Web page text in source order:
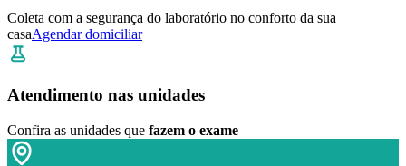
Coleta com a segurança do laboratório no conforto da sua
casaAgendar domiciliar
Atendimento nas unidades
Confira as unidades que fazem o exame